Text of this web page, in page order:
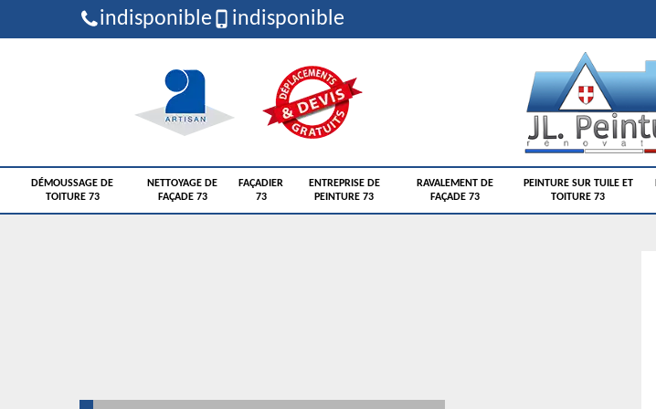
indisponible indisponible
DÉMOUSSAGE DE
TOITURE 73
NETTOYAGE DE
FAÇADE 73
FAÇADIER
73
ENTREPRISE DE
PEINTURE 73
RAVALEMENT DE
FAÇADE 73
PEINTURE SUR TUILE ET
TOITURE 73